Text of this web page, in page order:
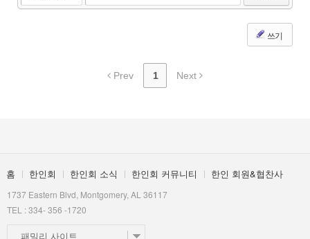
쓰기
Prev 1 Next
홈 한인회 한인회 소식 한인회 커뮤니티 한인 회원&협찬사
1737 Eastern Blvd, Montgomery, AL 36117
TEL : 334- 356 -1720
패밀리 사이트